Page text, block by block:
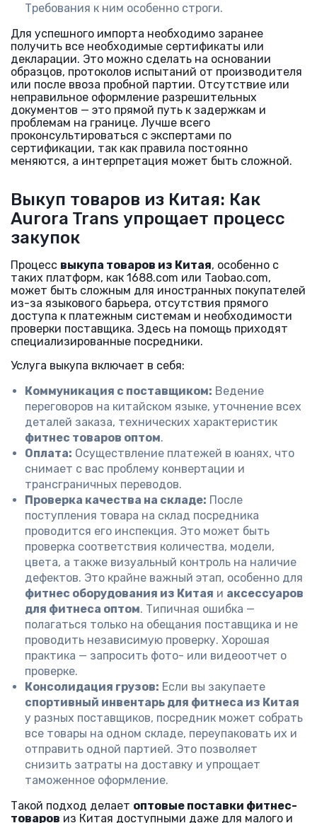
Требования к ним особенно строги.
Для успешного импорта необходимо заранее
получить все необходимые сертификаты или
декларации. Это можно сделать на основании
образцов, протоколов испытаний от производителя
или после ввоза пробной партии. Отсутствие или
неправильное оформление разрешительных
документов — это прямой путь к задержкам и
проблемам на границе. Лучше всего
проконсультироваться с экспертами по
сертификации, так как правила постоянно
меняются, а интерпретация может быть сложной.
Выкуп товаров из Китая: Как
Aurora Trans упрощает процесс
закупок
Процесс выкупа товаров из Китая, особенно с
таких платформ, как 1688.com или Taobao.com,
может быть сложным для иностранных покупателей
из-за языкового барьера, отсутствия прямого
доступа к платежным системам и необходимости
проверки поставщика. Здесь на помощь приходят
специализированные посредники.
Услуга выкупа включает в себя:
Коммуникация с поставщиком: Ведение
переговоров на китайском языке, уточнение всех
деталей заказа, технических характеристик
фитнес товаров оптом.
Оплата: Осуществление платежей в юанях, что
снимает с вас проблему конвертации и
трансграничных переводов.
Проверка качества на складе: После
поступления товара на склад посредника
проводится его инспекция. Это может быть
проверка соответствия количества, модели,
цвета, а также визуальный контроль на наличие
дефектов. Это крайне важный этап, особенно для
фитнес оборудования из Китая и аксессуаров
для фитнеса оптом. Типичная ошибка —
полагаться только на обещания поставщика и не
проводить независимую проверку. Хорошая
практика — запросить фото- или видеоотчет о
проверке.
Консолидация грузов: Если вы закупаете
спортивный инвентарь для фитнеса из Китая
у разных поставщиков, посредник может собрать
все товары на одном складе, переупаковать их и
отправить одной партией. Это позволяет
снизить затраты на доставку и упрощает
таможенное оформление.
Такой подход делает оптовые поставки фитнес-
товаров из Китая доступными даже для малого и